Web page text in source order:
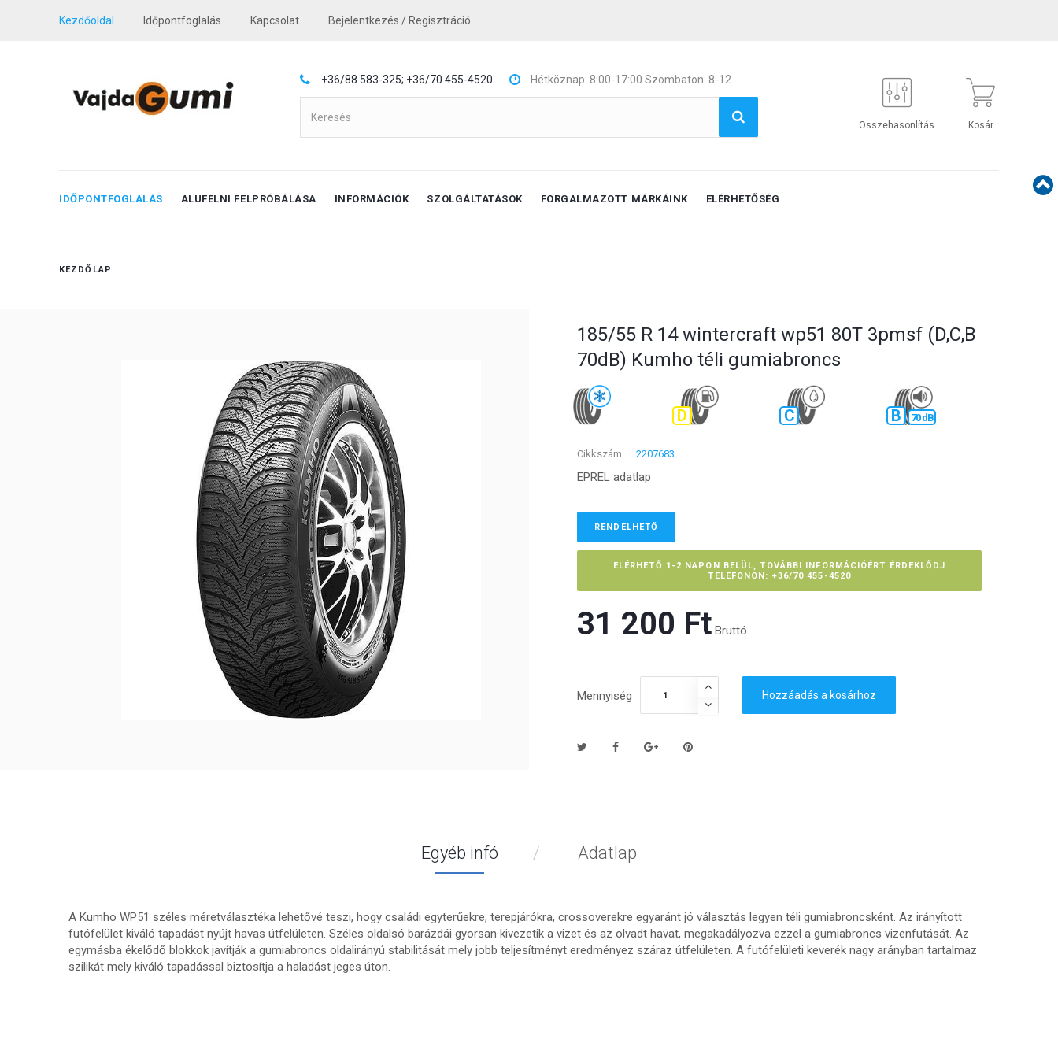
Kezdőoldal Időpontfoglalás Kapcsolat Bejelentkezés / Regisztráció
+36/88 583-325; +36/70 455-4520 Hétköznap: 8:00-17:00 Szombaton: 8-12
Összehasonlítás Kosár
IDŐPONTFOGLALÁS ALUFELNI FELPRÓBÁLÁSA INFORMÁCIÓK SZOLGÁLTATÁSOK FORGALMAZOTT MÁRKÁINK ELÉRHETŐSÉG
KEZDŐLAP
185/55 R 14 wintercraft wp51 80T 3pmsf (D,C,B
70dB) Kumho téli gumiabroncs
D C B 70 dB
Cikkszám 2207683
EPREL adatlap
RENDELHETŐ
ELÉRHETŐ 1-2 NAPON BELÜL, TOVÁBBI INFORMÁCIÓÉRT ÉRDEKLŐDJ
TELEFONON: +36/70 455-4520
31 200 Ft‎ Bruttó
Mennyiség Hozzáadás a kosárhoz
Egyéb infó Adatlap
A Kumho WP51 széles méretválasztéka lehetővé teszi, hogy családi egyterűekre, terepjárókra, crossoverekre egyaránt jó választás legyen téli gumiabroncsként. Az irányított
futófelület kiváló tapadást nyújt havas útfelületen. Széles oldalsó barázdái gyorsan kivezetik a vizet és az olvadt havat, megakadályozva ezzel a gumiabroncs vizenfutását. Az
egymásba ékelődő blokkok javítják a gumiabroncs oldalirányú stabilitását mely jobb teljesítményt eredményez száraz útfelületen. A futófelületi keverék nagy arányban tartalmaz
szilikát mely kiváló tapadással biztosítja a haladást jeges úton.